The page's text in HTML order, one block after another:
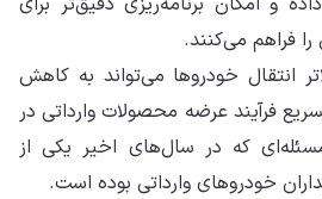
فراهم می‌کنند.
انتقال خودروها می‌تواند به کاهش
فرآیند عرضه محصولات وارداتی در
که در سال‌های اخیر یکی از
خودروهای وارداتی بوده است.